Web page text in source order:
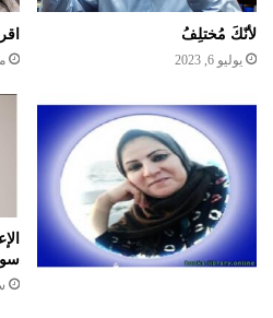
لأنّكَ مُختلِفُ
يوليو 6, 2023